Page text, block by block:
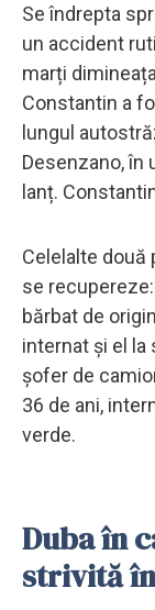
Se îndrepta
un accident
marți
Constantin a
lungul
Desenzano, în
lanț.
Celelalte două
se
bărbat de
internat și el la
șofer de
36 de ani,
verde.
Duba în
strivită